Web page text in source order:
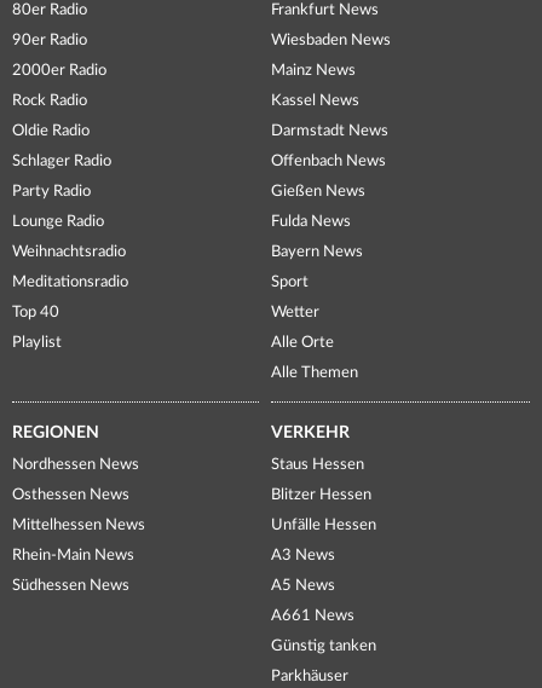
80er Radio
90er Radio
2000er Radio
Rock Radio
Oldie Radio
Schlager Radio
Party Radio
Lounge Radio
Weihnachtsradio
Meditationsradio
Top 40
Playlist
Frankfurt News
Wiesbaden News
Mainz News
Kassel News
Darmstadt News
Offenbach News
Gießen News
Fulda News
Bayern News
Sport
Wetter
Alle Orte
Alle Themen
REGIONEN
Nordhessen News
Osthessen News
Mittelhessen News
Rhein-Main News
Südhessen News
VERKEHR
Staus Hessen
Blitzer Hessen
Unfälle Hessen
A3 News
A5 News
A661 News
Günstig tanken
Parkhäuser